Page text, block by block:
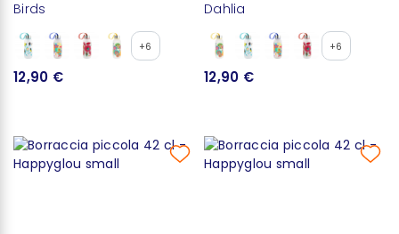
Birds
+6
12,90 €
Dahlia
+6
12,90 €